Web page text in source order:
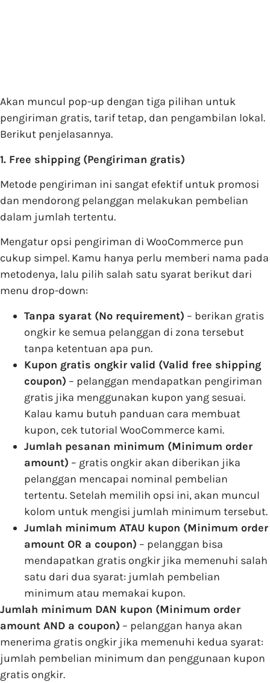
Akan muncul pop-up dengan tiga pilihan untuk
pengiriman gratis, tarif tetap, dan pengambilan lokal.
Berikut penjelasannya.
1. Free shipping (Pengiriman gratis)
Metode pengiriman ini sangat efektif untuk promosi
dan mendorong pelanggan melakukan pembelian
dalam jumlah tertentu.
Mengatur opsi pengiriman di WooCommerce pun
cukup simpel. Kamu hanya perlu memberi nama pada
metodenya, lalu pilih salah satu syarat berikut dari
menu drop-down:
Tanpa syarat (No requirement) – berikan gratis
ongkir ke semua pelanggan di zona tersebut
tanpa ketentuan apa pun.
Kupon gratis ongkir valid (Valid free shipping
coupon) – pelanggan mendapatkan pengiriman
gratis jika menggunakan kupon yang sesuai.
Kalau kamu butuh panduan cara membuat
kupon, cek tutorial WooCommerce kami.
Jumlah pesanan minimum (Minimum order
amount) – gratis ongkir akan diberikan jika
pelanggan mencapai nominal pembelian
tertentu. Setelah memilih opsi ini, akan muncul
kolom untuk mengisi jumlah minimum tersebut.
Jumlah minimum ATAU kupon (Minimum order
amount OR a coupon) – pelanggan bisa
mendapatkan gratis ongkir jika memenuhi salah
satu dari dua syarat: jumlah pembelian
minimum atau memakai kupon.
Jumlah minimum DAN kupon (Minimum order
amount AND a coupon) – pelanggan hanya akan
menerima gratis ongkir jika memenuhi kedua syarat:
jumlah pembelian minimum dan penggunaan kupon
gratis ongkir.